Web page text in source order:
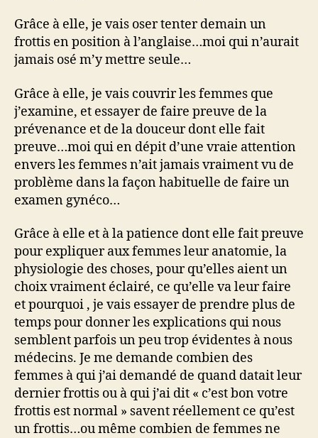
Grâce à elle, je vais oser tenter demain un
frottis en position à l’anglaise…moi qui n’aurait
jamais osé m’y mettre seule…
Grâce à elle, je vais couvrir les femmes que
j’examine, et essayer de faire preuve de la
prévenance et de la douceur dont elle fait
preuve…moi qui en dépit d’une vraie attention
envers les femmes n’ait jamais vraiment vu de
problème dans la façon habituelle de faire un
examen gynéco…
Grâce à elle et à la patience dont elle fait preuve
pour expliquer aux femmes leur anatomie, la
physiologie des choses, pour qu’elles aient un
choix vraiment éclairé, ce qu’elle va leur faire
et pourquoi , je vais essayer de prendre plus de
temps pour donner les explications qui nous
semblent parfois un peu trop évidentes à nous
médecins. Je me demande combien des
femmes à qui j’ai demandé de quand datait leur
dernier frottis ou à qui j’ai dit « c’est bon votre
frottis est normal » savent réellement ce qu’est
un frottis…ou même combien de femmes ne